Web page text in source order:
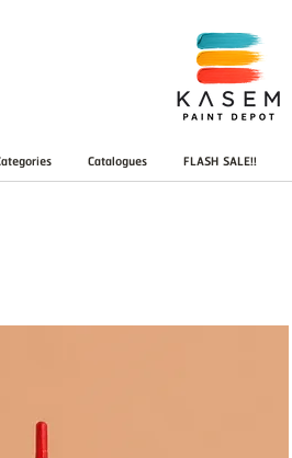
Catalogues FLASH SALE!!